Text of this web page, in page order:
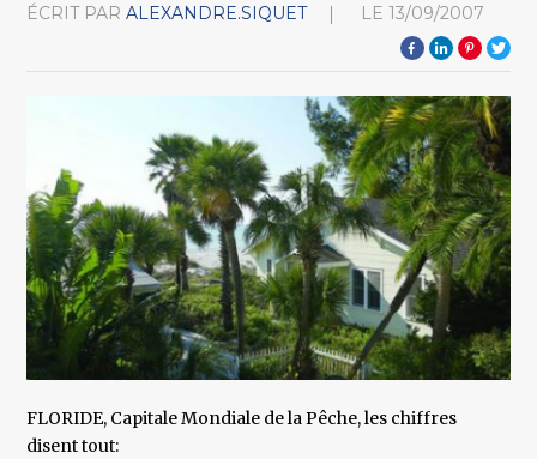
ÉCRIT PAR ALEXANDRE.SIQUET LE 13/09/2007
FLORIDE, Capitale Mondiale de la Pêche, les chiffres
disent tout: